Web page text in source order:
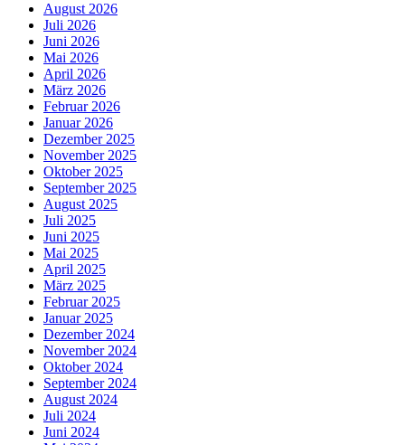
August 2026
Juli 2026
Juni 2026
Mai 2026
April 2026
März 2026
Februar 2026
Januar 2026
Dezember 2025
November 2025
Oktober 2025
September 2025
August 2025
Juli 2025
Juni 2025
Mai 2025
April 2025
März 2025
Februar 2025
Januar 2025
Dezember 2024
November 2024
Oktober 2024
September 2024
August 2024
Juli 2024
Juni 2024